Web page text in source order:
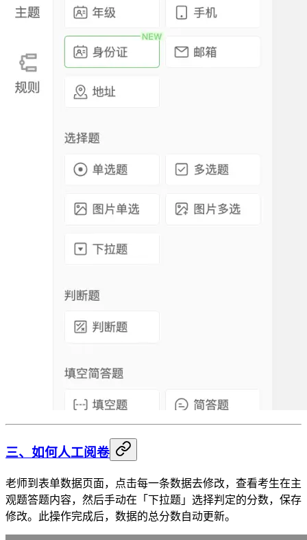
三、如何人工阅卷
老师到表单数据页面，点击每一条数据去修改，查看考生在主
观题答题内容，然后手动在「下拉题」选择判定的分数，保存
修改。此操作完成后，数据的总分数自动更新。